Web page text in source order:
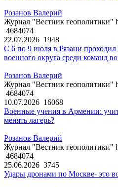
Розанов Валерий
Журнал "Вестник геополитики"
4684074
22.07.2026 1948
С 6 по 9 июля в Рязани
военного округа среди команд
Розанов Валерий
Журнал "Вестник геополитики"
4684074
10.07.2026 16068
Военные учения в Армении:
менять лагерь?
Розанов Валерий
Журнал "Вестник геополитики"
4684074
25.06.2026 3745
Удары дронами по Москве- это